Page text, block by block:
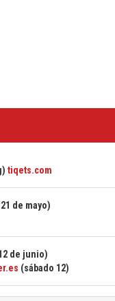
tiqets.com
de mayo)
de junio)
(sábado 12)